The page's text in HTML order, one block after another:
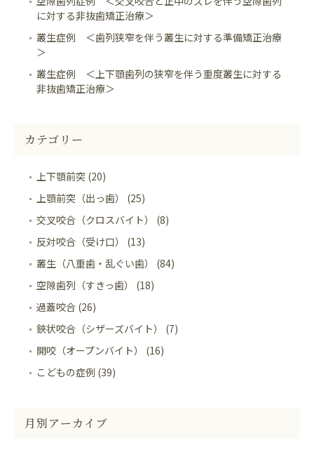
に対する非抜歯矯正治療＞
叢生症例 ＜歯列狭窄を伴う叢生に対する準備矯正治療
＞
叢生症例 ＜上下顎歯列の狭窄を伴う重度叢生に対する
非抜歯矯正治療＞
カテゴリー
上下顎前突 (20)
上顎前突（出っ歯） (25)
交叉咬合（クロスバイト） (8)
反対咬合（受け口） (13)
叢生（八重歯・乱ぐい歯） (84)
空隙歯列（すきっ歯） (18)
過蓋咬合 (26)
鋏状咬合（シザーズバイト） (7)
開咬（オープンバイト） (16)
こどもの症例 (39)
月別アーカイブ